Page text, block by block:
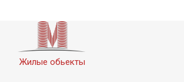
Жилые обьекты